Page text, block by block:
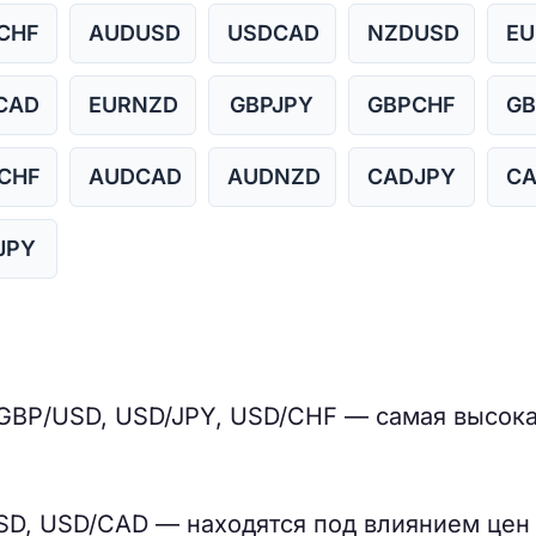
AUDUSD USDCAD NZDUSD
EURNZD GBPJPY GBPCHF
AUDCAD AUDNZD CADJPY
USD, USD/JPY, USD/CHF — самая
USD/CAD — находятся под влиянием цен